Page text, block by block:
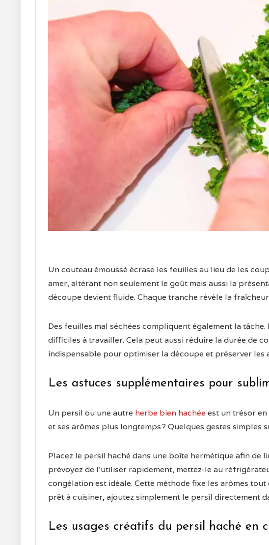
Un couteau émoussé écrase les feuilles au lieu de les
amer, altérant non seulement le goût mais aussi la
découpe devient fluide. Chaque tranche révèle la
Des feuilles mal séchées compliquent également la
difficiles à travailler. Cela peut aussi réduire la durée de
indispensable pour optimiser la découpe et préserver les
Les astuces supplémentaires pour
Un persil ou une autre herbe bien hachée est un trésor
et ses arômes plus longtemps ? Quelques gestes simples
Placez le persil haché dans une boîte hermétique afin de
prévoyez de l’utiliser rapidement, mettez-le au
congélation est idéale. Cette méthode fixe les arômes
prêt à cuisiner, ajoutez simplement le persil directement
Les usages créatifs du persil haché en